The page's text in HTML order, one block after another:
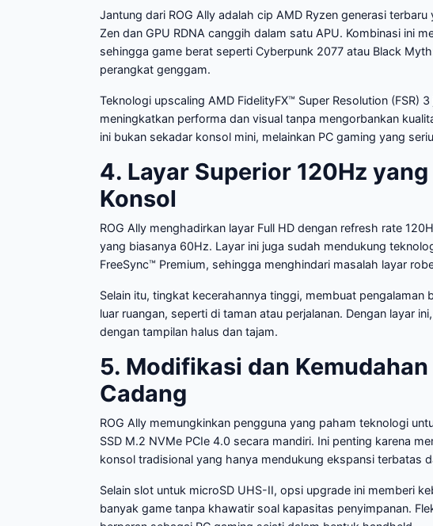
Jantung dari ROG Ally adalah cip AMD Ryzen generasi
Zen dan GPU RDNA canggih dalam satu APU. Kombinasi ini
sehingga game berat seperti Cyberpunk 2077 atau Black
perangkat genggam.
Teknologi upscaling AMD FidelityFX™ Super Resolution (FSR)
meningkatkan performa dan visual tanpa mengorbankan
ini bukan sekadar konsol mini, melainkan PC gaming yang
4. Layar Superior 120Hz
Konsol
ROG Ally menghadirkan layar Full HD dengan refresh rate
yang biasanya 60Hz. Layar ini juga sudah mendukung
FreeSync™ Premium, sehingga menghindari masalah layar
Selain itu, tingkat kecerahannya tinggi, membuat pengalaman
luar ruangan, seperti di taman atau perjalanan. Dengan layar
dengan tampilan halus dan tajam.
5. Modifikasi dan
Cadang
ROG Ally memungkinkan pengguna yang paham teknologi
SSD M.2 NVMe PCIe 4.0 secara mandiri. Ini penting karena
konsol tradisional yang hanya mendukung ekspansi terbatas
Selain slot untuk microSD UHS-II, opsi upgrade ini memberi
banyak game tanpa khawatir soal kapasitas penyimpanan.